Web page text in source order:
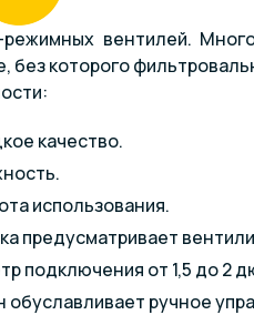
вентилей.
без которого
качество.
использования.
предусматривает
подключения от 1,5 до 2
обуславливает ручное